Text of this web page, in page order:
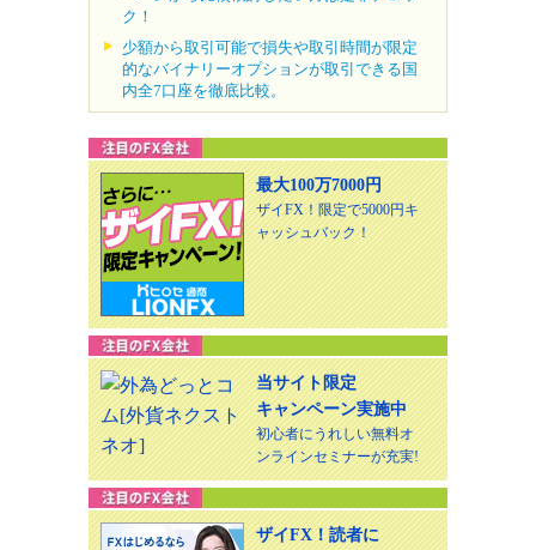
ク！
少額から取引可能で損失や取引時間が限定
的なバイナリーオプションが取引できる国
内全7口座を徹底比較。
最大100万7000円
ザイFX！限定で5000円キ
ャッシュバック！
当サイト限定
キャンペーン実施中
初心者にうれしい無料オ
ンラインセミナーが充実!
ザイFX！読者に